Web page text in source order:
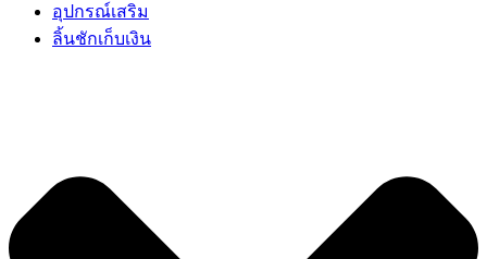
อุปกรณ์เสริม
ลิ้นชักเก็บเงิน